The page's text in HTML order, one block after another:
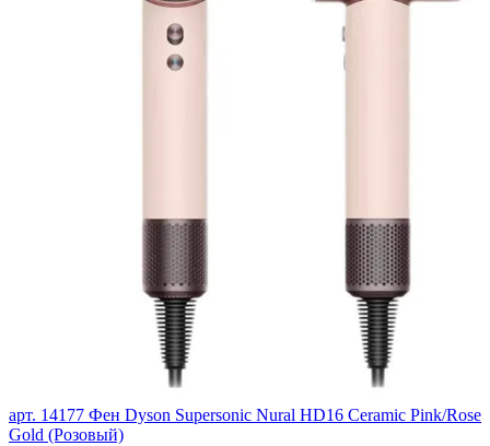
арт. 14177 Фен Dyson Supersonic Nural HD16 Ceramic Pink/Rose
Gold (Розовый)